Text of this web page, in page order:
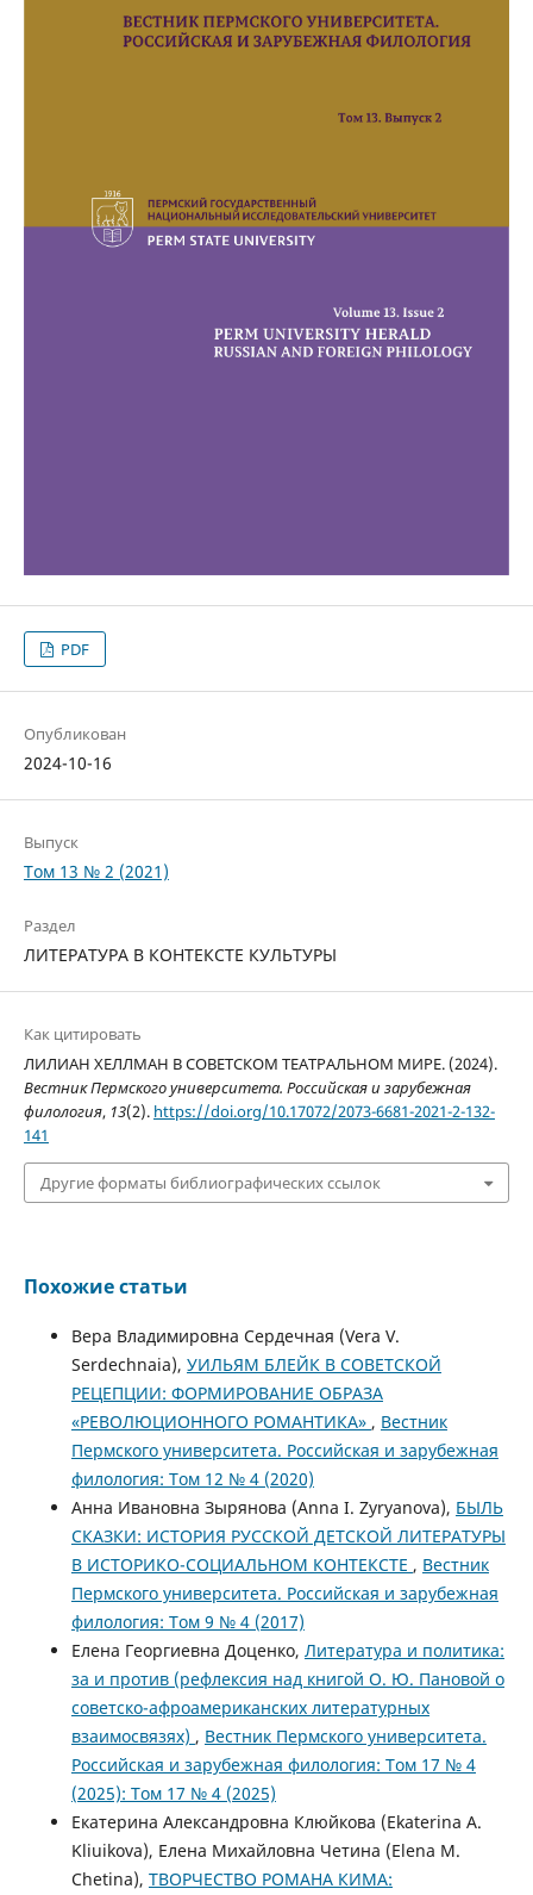
PDF
Опубликован
2024-10-16
Выпуск
Том 13 № 2 (2021)
Раздел
ЛИТЕРАТУРА В КОНТЕКСТЕ КУЛЬТУРЫ
Как цитировать
ЛИЛИАН ХЕЛЛМАН В СОВЕТСКОМ ТЕАТРАЛЬНОМ МИРЕ. (2024).
Вестник Пермского университета. Российская и зарубежная
филология, 13(2). https://doi.org/10.17072/2073-6681-2021-2-132-
141
Другие форматы библиографических ссылок
Похожие статьи
Вера Владимировна Сердечная (Vera V.
Serdechnaia), УИЛЬЯМ БЛЕЙК В СОВЕТСКОЙ
РЕЦЕПЦИИ: ФОРМИРОВАНИЕ ОБРАЗА
«РЕВОЛЮЦИОННОГО РОМАНТИКА» , Вестник
Пермского университета. Российская и зарубежная
филология: Том 12 № 4 (2020)
Анна Ивановна Зырянова (Anna I. Zyryanova), БЫЛЬ
СКАЗКИ: ИСТОРИЯ РУССКОЙ ДЕТСКОЙ ЛИТЕРАТУРЫ
В ИСТОРИКО-СОЦИАЛЬНОМ КОНТЕКСТЕ , Вестник
Пермского университета. Российская и зарубежная
филология: Том 9 № 4 (2017)
Елена Георгиевна Доценко, Литература и политика:
за и против (рефлексия над книгой О. Ю. Пановой о
советско-афроамериканских литературных
взаимосвязях) , Вестник Пермского университета.
Российская и зарубежная филология: Том 17 № 4
(2025): Том 17 № 4 (2025)
Екатерина Александровна Клюйкова (Ekaterina A.
Kliuikova), Елена Михайловна Четина (Elena M.
Chetina), ТВОРЧЕСТВО РОМАНА КИМА: